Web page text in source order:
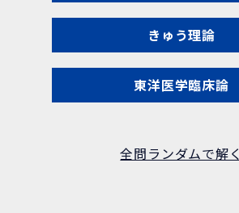
きゅう理論
東洋医学臨床論
全問ランダムで解く